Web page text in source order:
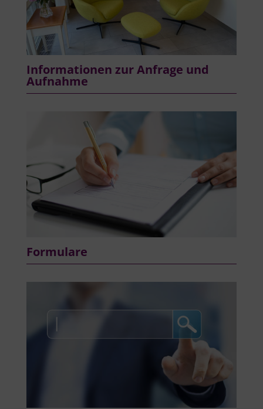
Informationen zur Anfrage und
Aufnahme
Formulare